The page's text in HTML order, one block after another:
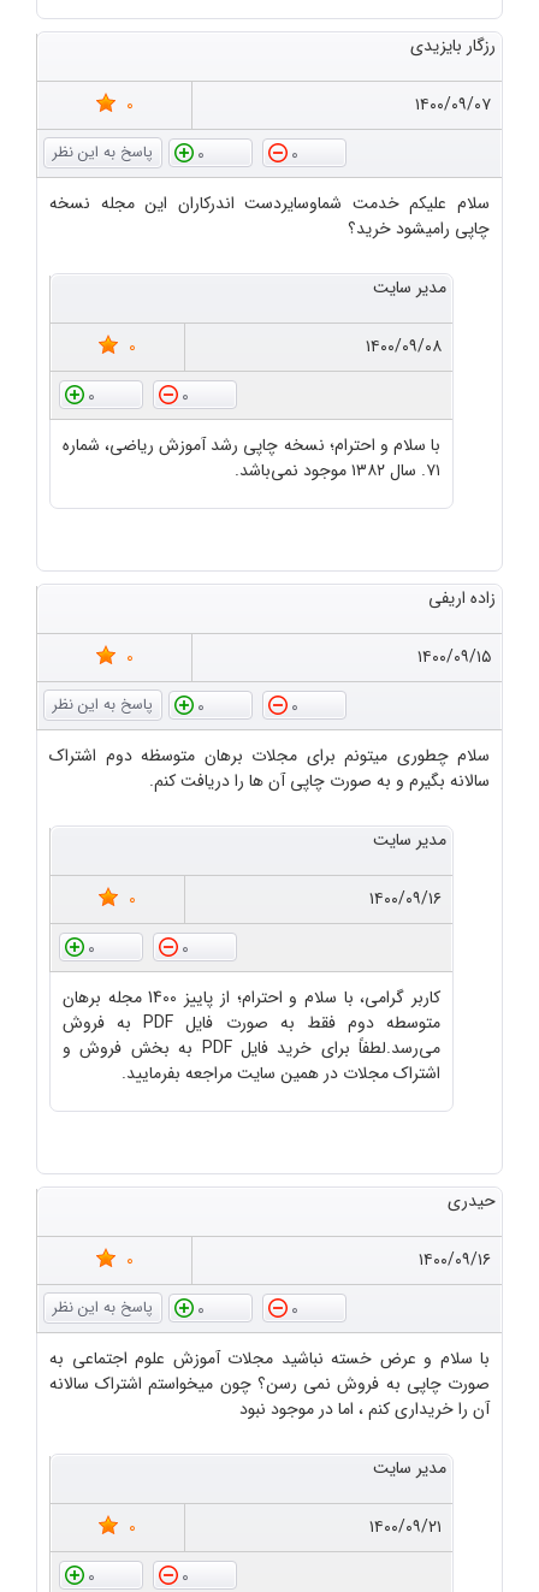
رزگار بایزیدی
۱۴۰۰/۰۹/۰۷
0
0
0
سلام علیکم خدمت شماوسایردست اندرکاران این مجله نسخه
چاپی رامیشود خرید؟
مدیر سایت
۱۴۰۰/۰۹/۰۸
0
0
0
با سلام و احترام؛ نسخه چاپی رشد آموزش ریاضی، شماره
۷۱. سال ۱۳۸۲ موجود نمی‌باشد.
زاده اریفی
۱۴۰۰/۰۹/۱۵
0
0
0
سلام چطوری میتونم برای مجلات برهان متوسظه دوم اشتراک
سالانه بگیرم و به صورت چاپی آن ها را دریافت کنم.
مدیر سایت
۱۴۰۰/۰۹/۱۶
0
0
0
کاربر گرامی، با سلام و احترام؛ از پاییز 1400 مجله برهان
متوسطه دوم فقط به صورت فایل PDF به فروش
می‌رسد.لطفاً برای خرید فایل PDF به بخش فروش و
اشتراک مجلات در همین سایت مراجعه بفرمایید.
حیدری
۱۴۰۰/۰۹/۱۶
0
0
0
با سلام و عرض خسته نباشید مجلات آموزش علوم اجتماعی به
صورت چاپی به فروش نمی رسن؟ چون میخواستم اشتراک سالانه
آن را خریداری کنم ، اما در موجود نبود
مدیر سایت
۱۴۰۰/۰۹/۲۱
0
0
0